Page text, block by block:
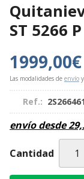
ST 5266 P
1999,00€
Las modalidades de envío
Ref.:
envío desde
Cantidad